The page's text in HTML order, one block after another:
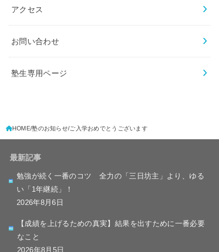
アクセス
お問い合わせ
塾生専用ページ
HOME 塾のお知らせ ご入学おめでとうございます
最新記事
勉強が続く一番のコツ 全力の「三日坊主」より、ゆる
い「1年継続」！
2026年8月6日
【成績を上げるための真実】結果を出すために一番必要
なこと
2026年8月5日